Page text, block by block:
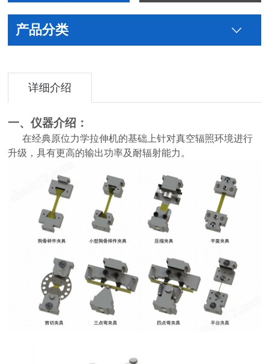
产品分类
详细介绍
一、仪器介绍：
在经典原位力学拉伸机的基础上针对真空辐照环境进行
升级，具有更高的输出功率及耐辐射能力。